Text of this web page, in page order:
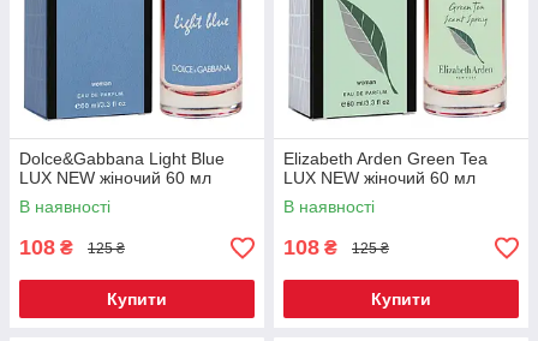
Dolce&Gabbana Light Blue
LUX NEW жіночий 60 мл
В наявності
108 ₴ 125 ₴
Купити
Elizabeth Arden Green Tea
LUX NEW жіночий 60 мл
В наявності
108 ₴ 125 ₴
Купити